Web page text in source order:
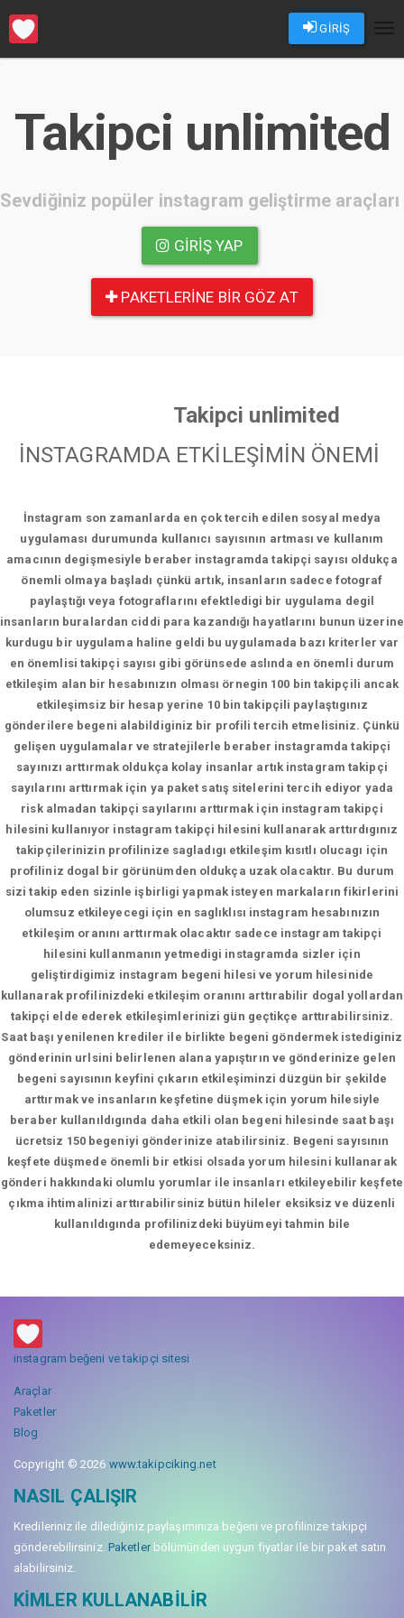
GİRİŞ
Takipci unlimited
Sevdiğiniz popüler instagram geliştirme araçları
GIRIŞ YAP
PAKETLERINE BIR GÖZ AT
Takipci unlimited
İNSTAGRAMDA ETKİLEŞİMİN ÖNEMİ
İnstagram son zamanlarda en çok tercih edilen sosyal medya
uygulaması durumunda kullanıcı sayısının artması ve kullanım
amacının degişmesiyle beraber instagramda takipçi sayısı oldukça
önemli olmaya başladı çünkü artık, insanların sadece fotograf
paylaştığı veya fotograflarını efektledigi bir uygulama degil
insanların buralardan ciddi para kazandığı hayatlarını bunun üzerine
kurdugu bir uygulama haline geldi bu uygulamada bazı kriterler var
en önemlisi takipçi sayısı gibi görünsede aslında en önemli durum
etkileşim alan bir hesabınızın olması örnegin 100 bin takipçili ancak
etkileşimsiz bir hesap yerine 10 bin takipçili paylaştıgınız
gönderilere begeni alabildiginiz bir profili tercih etmelisiniz. Çünkü
gelişen uygulamalar ve stratejilerle beraber instagramda takipçi
sayınızı arttırmak oldukça kolay insanlar artık instagram takipçi
sayılarını arttırmak için ya paket satış sitelerini tercih ediyor yada
risk almadan takipçi sayılarını arttırmak için instagram takipçi
hilesini kullanıyor instagram takipçi hilesini kullanarak arttırdıgınız
takipçilerinizin profilinize sagladıgı etkileşim kısıtlı olucagı için
profiliniz dogal bir görünümden oldukça uzak olacaktır. Bu durum
sizi takip eden sizinle işbirligi yapmak isteyen markaların fikirlerini
olumsuz etkileyecegi için en saglıklısı instagram hesabınızın
etkileşim oranını arttırmak olacaktır sadece instagram takipçi
hilesini kullanmanın yetmedigi instagramda sizler için
geliştirdigimiz instagram begeni hilesi ve yorum hilesinide
kullanarak profilinizdeki etkileşim oranını arttırabilir dogal yollardan
takipçi elde ederek etkileşimlerinizi gün geçtikçe arttırabilirsiniz.
Saat başı yenilenen krediler ile birlikte begeni göndermek istediginiz
gönderinin urlsini belirlenen alana yapıştırın ve gönderinize gelen
begeni sayısının keyfini çıkarın etkileşiminzi düzgün bir şekilde
arttırmak ve insanların keşfetine düşmek için yorum hilesiyle
beraber kullanıldıgında daha etkili olan begeni hilesinde saat başı
ücretsiz 150 begeniyi gönderinize atabilirsiniz. Begeni sayısının
keşfete düşmede önemli bir etkisi olsada yorum hilesini kullanarak
gönderi hakkındaki olumlu yorumlar ile insanları etkileyebilir keşfete
çıkma ihtimalinizi arttırabilirsiniz bütün hileler eksiksiz ve düzenli
kullanıldıgında profilinizdeki büyümeyi tahmin bile
edemeyeceksiniz.
instagram beğeni ve takipçi sitesi
Araçlar
Paketler
Blog
Copyright © 2026 www.takipciking.net
NASIL ÇALIŞIR
Kredileriniz ile dilediğiniz paylaşımınıza beğeni ve profilinize takipçi
gönderebilirsiniz. Paketlerbölümünden uygun fiyatlar ile bir paket satın
alabilirsiniz.
KIMLER KULLANABILIR